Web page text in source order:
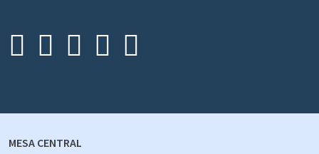
MESA CENTRAL